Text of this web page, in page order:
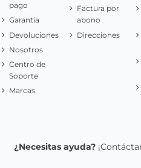
pago
Garantía
Devoluciones
Nosotros
Centro de
Soporte
Marcas
Factura por
abono
Direcciones
¿Necesitas ayuda?